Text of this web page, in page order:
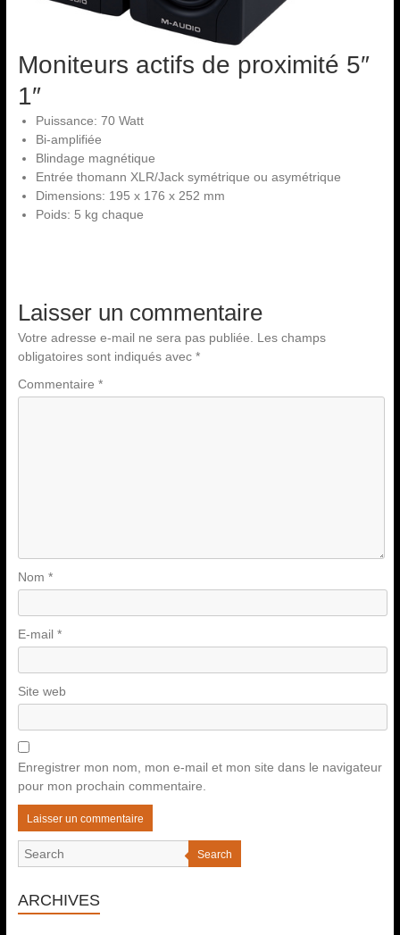
Moniteurs actifs de proximité 5″
1″
Puissance: 70 Watt
Bi-amplifiée
Blindage magnétique
Entrée thomann XLR/Jack symétrique ou asymétrique
Dimensions: 195 x 176 x 252 mm
Poids: 5 kg chaque
Laisser un commentaire
Votre adresse e-mail ne sera pas publiée.
Les champs
obligatoires sont indiqués avec *
Commentaire *
Nom *
E-mail *
Site web
Enregistrer mon nom, mon e-mail et mon site dans le navigateur
pour mon prochain commentaire.
Search
ARCHIVES